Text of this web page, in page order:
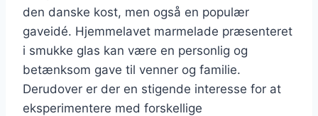
den danske kost, men også en populær
gaveidé. Hjemmelavet marmelade præsenteret
i smukke glas kan være en personlig og
betænksom gave til venner og familie.
Derudover er der en stigende interesse for at
eksperimentere med forskellige